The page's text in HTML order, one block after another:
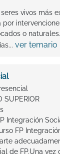
vivos más
por
o
ver temario
SUPERIOR
Integración
FP
de FP.Una vez